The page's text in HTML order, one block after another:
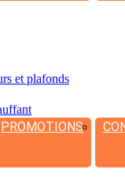
et plafonds
PROMOTIONS